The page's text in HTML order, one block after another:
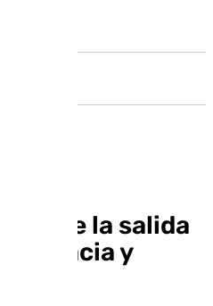
de la salida
Gracia y